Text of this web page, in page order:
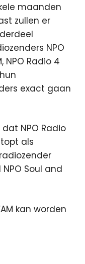
maanden
zullen er
NPO
NPO Radio 4
exact gaan
NPO Radio
als
Soul and
kan worden